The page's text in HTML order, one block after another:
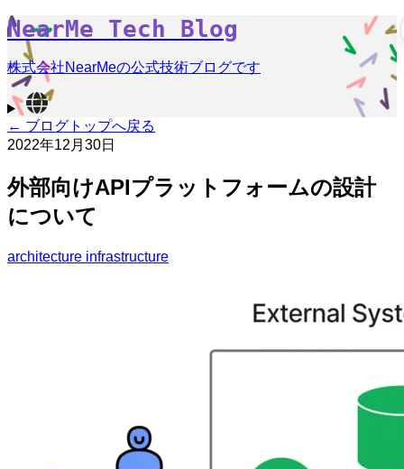
NearMe Tech Blog
株式会社NearMeの公式技術ブログです
← ブログトップへ戻る
2022年12月30日
外部向けAPIプラットフォームの設計
について
architecture infrastructure